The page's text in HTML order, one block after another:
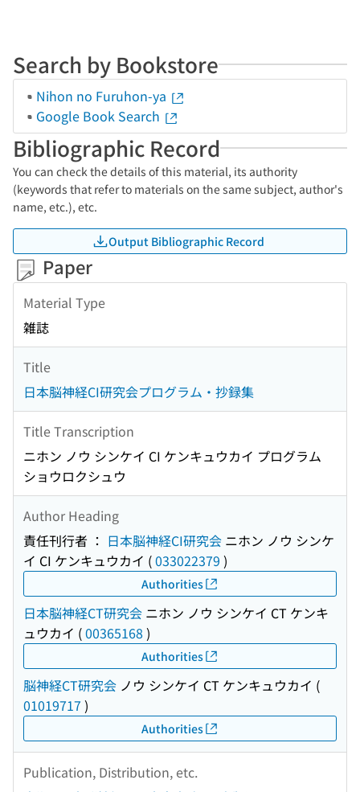
Search by Bookstore
Nihon no Furuhon-ya
Google Book Search
Bibliographic Record
You can check the details of this material, its authority
(keywords that refer to materials on the same subject, author's
name, etc.), etc.
Output Bibliographic Record
Paper
Material Type
雑誌
Title
日本脳神経CI研究会プログラム・抄録集
Title Transcription
ニホン ノウ シンケイ CI ケンキュウカイ プログラム
ショウロクシュウ
Author Heading
責任刊行者 ： 日本脳神経CI研究会 ニホン ノウ シンケ
イ CI ケンキュウカイ (033022379 )
Authorities
日本脳神経CT研究会 ニホン ノウ シンケイ CT ケンキ
ュウカイ (00365168 )
Authorities
脳神経CT研究会 ノウ シンケイ CT ケンキュウカイ (
01019717 )
Authorities
Publication, Distribution, etc.